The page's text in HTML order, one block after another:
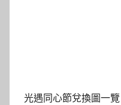
光遇同心節兌換圖一覽